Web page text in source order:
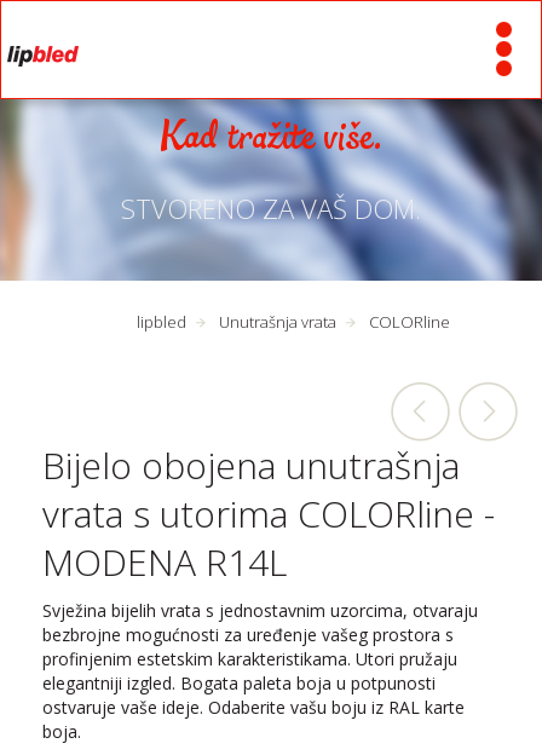
Kad tražite više.
STVORENO ZA VAŠ DOM.
lipbled Unutrašnja vrata COLORline
Bijelo obojena unutrašnja
vrata s utorima COLORline -
MODENA R14L
Svježina bijelih vrata s jednostavnim uzorcima, otvaraju
bezbrojne mogućnosti za uređenje vašeg prostora s
profinjenim estetskim karakteristikama. Utori pružaju
elegantniji izgled. Bogata paleta boja u potpunosti
ostvaruje vaše ideje. Odaberite vašu boju iz RAL karte
boja.